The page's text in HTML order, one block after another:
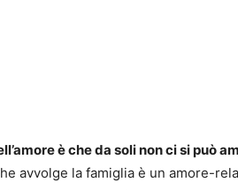
è che da soli non ci si può
avvolge la famiglia è un amore-